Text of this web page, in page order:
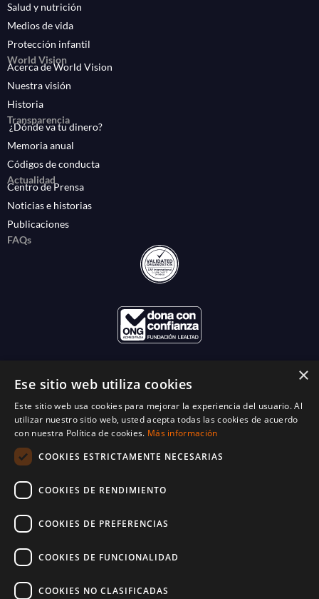
Salud y nutrición
Medios de vida
Protección infantil
World Vision
Acerca de World Vision
Nuestra visión
Historia
Transparencia
¿Dónde va tu dinero?
Memoria anual
Códigos de conducta
Actualidad
Centro de Prensa
Noticias e historias
Publicaciones
FAQs
×
Ese sitio web utiliza cookies
Este sitio web usa cookies para mejorar la experiencia del usuario. Al
utilizar nuestro sitio web, usted acepta todas las cookies de acuerdo
con nuestra Política de cookies. Más información
COOKIES ESTRICTAMENTE NECESARIAS
COOKIES DE RENDIMIENTO
COOKIES DE PREFERENCIAS
COOKIES DE FUNCIONALIDAD
COOKIES NO CLASIFICADAS